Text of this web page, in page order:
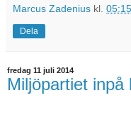
Marcus Zadenius kl. 05:15
Dela
fredag 11 juli 2014
Miljöpartiet inpå